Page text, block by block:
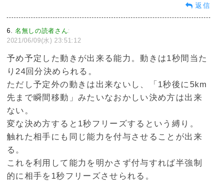
返信
6 名無しの読者さん:
2021/06/09(水) 23:51:12
予め予定した動きが出来る能力。動きは1秒間当た
り24回分決められる。
ただし予定外の動きは出来ないし、「1秒後に5km
先まで瞬間移動」みたいなおかしい決め方は出来
ない。
変な決め方すると1秒フリーズするという縛り。
触れた相手にも同じ能力を付与させることが出来
る。
これを利用して能力を明かさず付与すれば半強制
的に相手を1秒フリーズさせられる。